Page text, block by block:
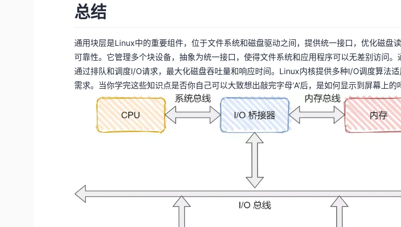
总结
通用块层是Linux中的重要组件，位于文件系统和磁盘驱动之间，提供统一接口，优化磁盘
可靠性。它管理多个块设备，抽象为统一接口，使得文件系统和应用程序可以无差别访问。
通过排队和调度I/O请求，最大化磁盘吞吐量和响应时间。Linux内核提供多种I/O调度算法
需求。当你学完这些知识点是否你自己可以大致想出敲完字母‘A’后，是如何显示到屏幕上的